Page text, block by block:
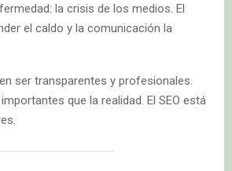
la crisis de los medios. El
el caldo y la comunicación la
ser transparentes y profesionales.
que la realidad. El SEO está